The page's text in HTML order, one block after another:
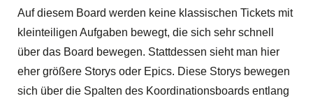
Auf diesem Board werden keine klassischen Tickets mit
kleinteiligen Aufgaben bewegt, die sich sehr schnell
über das Board bewegen. Stattdessen sieht man hier
eher größere Storys oder Epics. Diese Storys bewegen
sich über die Spalten des Koordinationsboards entlang